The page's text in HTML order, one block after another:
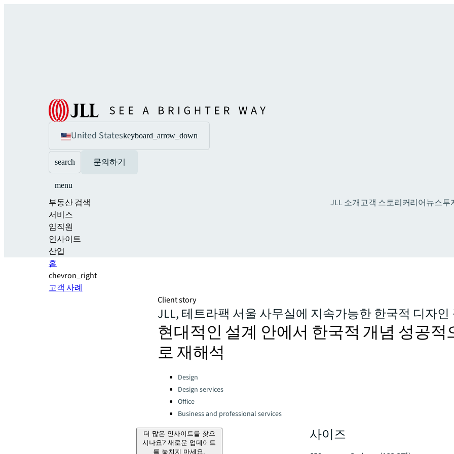
United Stateskeyboard_arrow_down
search 문의하기
menu
부동산 검색
서비스
임직원
인사이트
산업
JLL 소개고객 스토리커리어뉴스투
홈
chevron_right
고객 사례
Client story
JLL, 테트라팩 서울 사무실에 지속가능한 한국적 디자인
현대적인 설계 안에서 한국적 개념 성공적
로 재해석
Categories:
Design
Design services
Office
Business and professional services
더 많은 인사이트를 찾으
시나요? 새로운 업데이트
를 놓치지 마세요.
사이즈